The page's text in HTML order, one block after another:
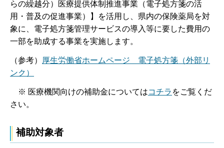
らの繰越分）医療提供体制推進事業（電子処方箋の活
用・普及の促進事業）】を活用し、県内の保険薬局を対
象に、電子処方箋管理サービスの導入等に要した費用の
一部を助成する事業を実施します。
（参考）
厚生労働省ホームページ 電子処方箋（外部リ
ンク）
※ 医療機関向けの補助金についてはコチラ をご覧くだ
さい。
補助対象者